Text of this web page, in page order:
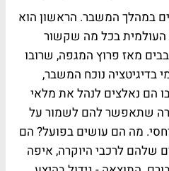
במהלך המשבר. הראשון הוא
בכל מה שקשור
מאז פרוץ המגפה, שרובו
בדיגיטציה נוכח המשבר,
הם נאלצים לנהל את מלאי
שתאפשר להם לשמור על
מה הם עושים בפועל? הם
לרכבי היוקרה, איפה